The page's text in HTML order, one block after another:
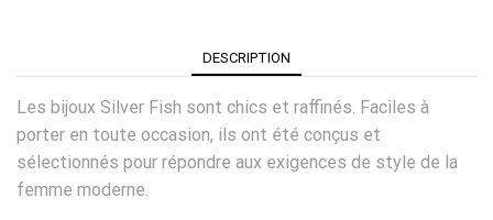
DESCRIPTION
Les bijoux Silver Fish sont chics et raffinés. Faciles à
porter en toute occasion, ils ont été conçus et
sélectionnés pour répondre aux exigences de style de la
femme moderne.